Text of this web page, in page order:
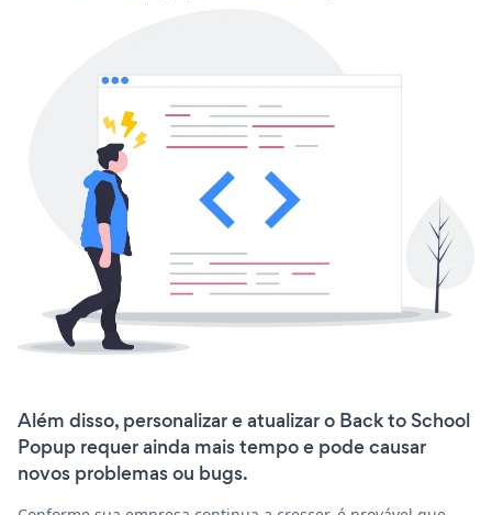
Além disso, personalizar e atualizar o Back to School
Popup requer ainda mais tempo e pode causar
novos problemas ou bugs.